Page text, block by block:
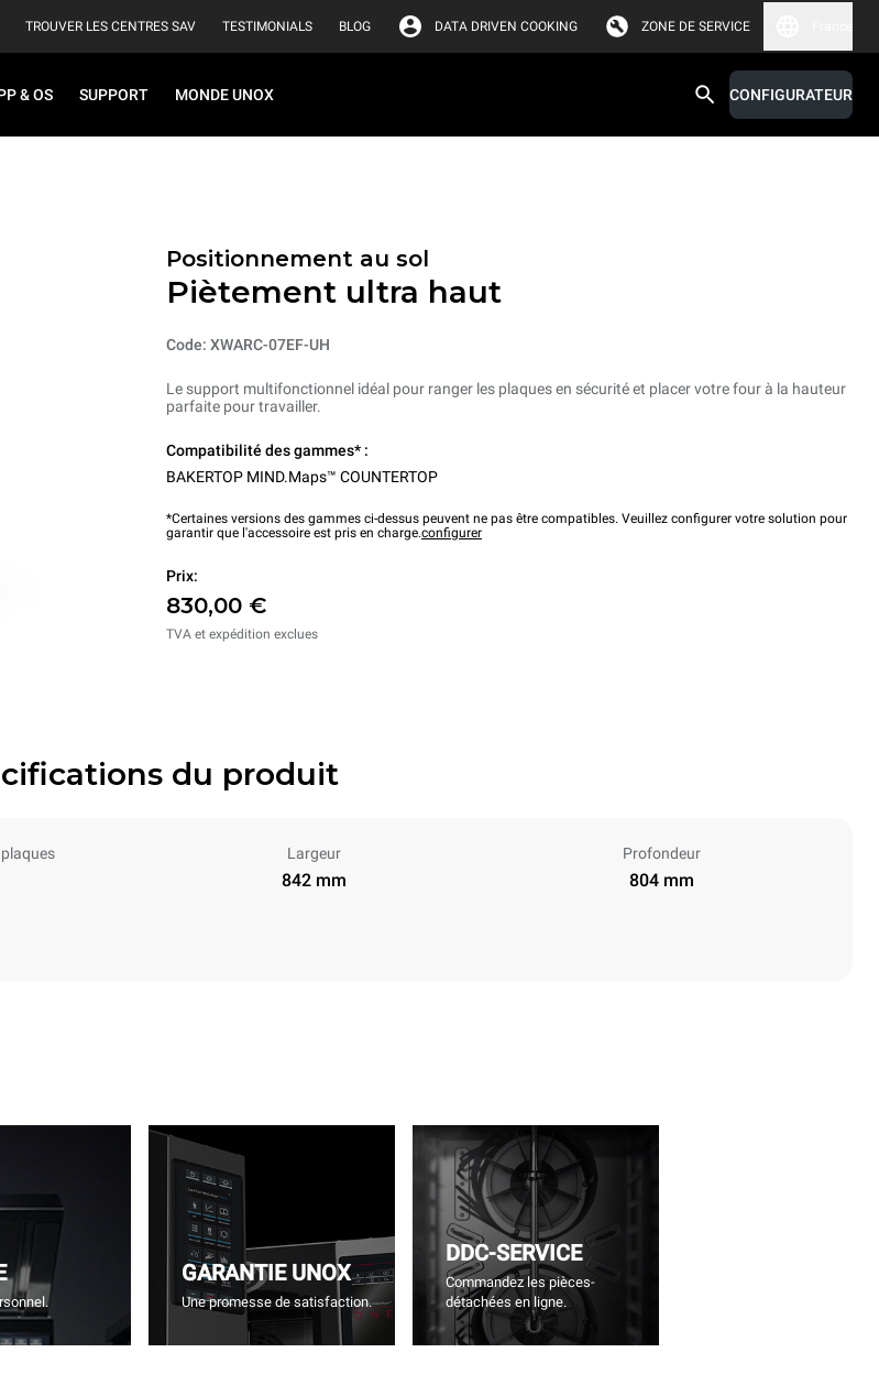
TROUVER LES CENTRES SAV TESTIMONIALS BLOG DATA DRIVEN COOKING ZONE DE SERVICE
& OS SUPPORT MONDE UNOX CONFIGURATEUR
Positionnement au sol
Piètement ultra haut
Code: XWARC-07EF-UH
Le support multifonctionnel idéal pour ranger les plaques en sécurité et placer votre four à la hauteur
parfaite pour travailler.
Compatibilité des gammes* :
BAKERTOP MIND.Maps™ COUNTERTOP
*Certaines versions des gammes ci-dessus peuvent ne pas être compatibles. Veuillez configurer votre solution pour
garantir que l'accessoire est pris en charge.configurer
Prix:
830,00 €
TVA et expédition exclues
du produit
Largeur
842 mm
Profondeur
804 mm
GARANTIE UNOX
Une promesse de satisfaction.
DDC-SERVICE
Commandez les pièces-
détachées en ligne.